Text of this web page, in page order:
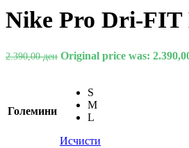
Nike Pro Dri-FIT
2.390,00ден Original price was:
Големини
S
M
L
Исчисти